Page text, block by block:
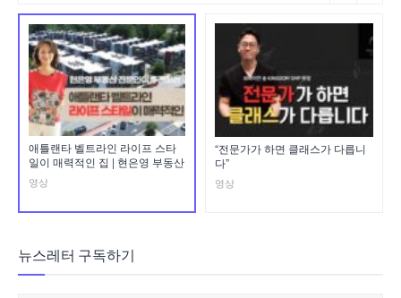
애틀랜타 벨트라인 라이프 스타
일이 매력적인 집 | 현은영 부동산
영상
“전문가가 하면 클래스가 다릅니
다”
영상
뉴스레터 구독하기